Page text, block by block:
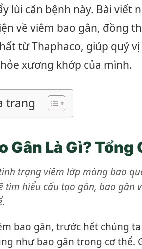
lùi căn bệnh này. Bài viết
về viêm bao gân, đồng
từ Thaphaco, giúp quý
xương khớp của mình.
trang
Gân Là Gì? Tổng
trạng viêm lớp màng bao
tìm hiểu cấu tạo gân, bao
bao gân, trước hết chúng
như bao gân trong cơ thể.